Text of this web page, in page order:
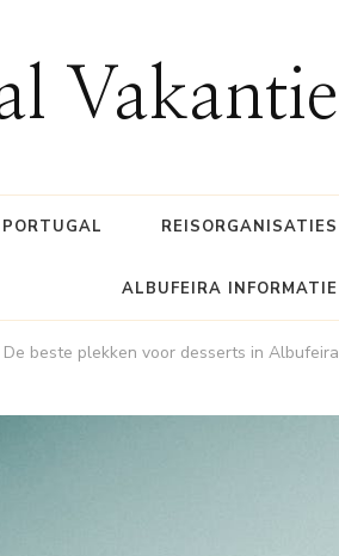
Vakantie
REISORGANISATIES
ALBUFEIRA INFORMATIE
De beste plekken voor desserts in Albufeira